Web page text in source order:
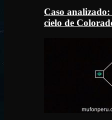
Caso
cielo de